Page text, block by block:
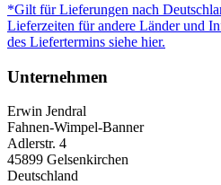
*Gilt für Lieferungen nach
Lieferzeiten für andere Länder und
des Liefertermins siehe hier.
Unternehmen
Erwin Jendral
Fahnen-Wimpel-Banner
Adlerstr. 4
45899 Gelsenkirchen
Deutschland